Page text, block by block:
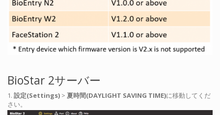
BioStar 2サーバー
1. 設定(Settings) > 夏時間(DAYLIGHT SAVING TIME)に移動してくだ
さい。